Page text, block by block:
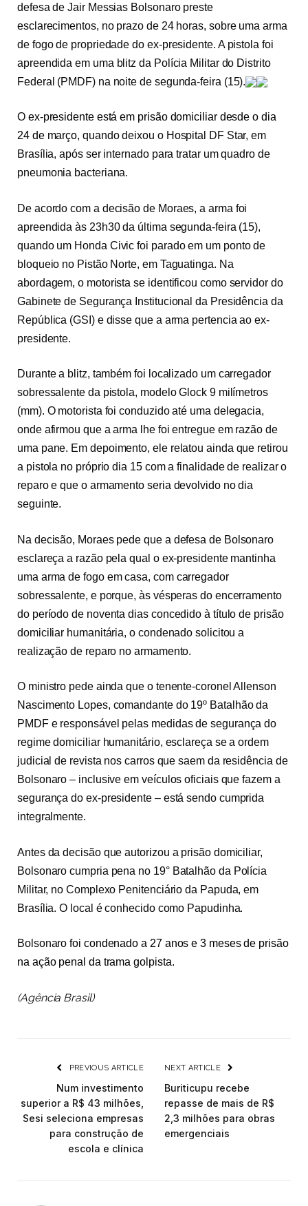
defesa de Jair Messias Bolsonaro preste
esclarecimentos, no prazo de 24 horas, sobre uma arma
de fogo de propriedade do ex-presidente. A pistola foi
apreendida em uma blitz da Polícia Militar do Distrito
Federal (PMDF) na noite de segunda-feira (15).
O ex-presidente está em prisão domiciliar desde o dia
24 de março, quando deixou o Hospital DF Star, em
Brasília, após ser internado para tratar um quadro de
pneumonia bacteriana.
De acordo com a decisão de Moraes, a arma foi
apreendida às 23h30 da última segunda-feira (15),
quando um Honda Civic foi parado em um ponto de
bloqueio no Pistão Norte, em Taguatinga. Na
abordagem, o motorista se identificou como servidor do
Gabinete de Segurança Institucional da Presidência da
República (GSI) e disse que a arma pertencia ao ex-
presidente.
Durante a blitz, também foi localizado um carregador
sobressalente da pistola, modelo Glock 9 milímetros
(mm). O motorista foi conduzido até uma delegacia,
onde afirmou que a arma lhe foi entregue em razão de
uma pane. Em depoimento, ele relatou ainda que retirou
a pistola no próprio dia 15 com a finalidade de realizar o
reparo e que o armamento seria devolvido no dia
seguinte.
Na decisão, Moraes pede que a defesa de Bolsonaro
esclareça a razão pela qual o ex-presidente mantinha
uma arma de fogo em casa, com carregador
sobressalente, e porque, às vésperas do encerramento
do período de noventa dias concedido à título de prisão
domiciliar humanitária, o condenado solicitou a
realização de reparo no armamento.
O ministro pede ainda que o tenente-coronel Allenson
Nascimento Lopes, comandante do 19º Batalhão da
PMDF e responsável pelas medidas de segurança do
regime domiciliar humanitário, esclareça se a ordem
judicial de revista nos carros que saem da residência de
Bolsonaro – inclusive em veículos oficiais que fazem a
segurança do ex-presidente – está sendo cumprida
integralmente.
Antes da decisão que autorizou a prisão domiciliar,
Bolsonaro cumpria pena no 19° Batalhão da Polícia
Militar, no Complexo Penitenciário da Papuda, em
Brasília. O local é conhecido como Papudinha.
Bolsonarofoi condenado a 27 anos e 3 meses de prisão
na ação penal da trama golpista.
(Agência Brasil)
PREVIOUS ARTICLE
Num investimento
superior a R$ 43 milhões,
Sesi seleciona empresas
para construção de
escola e clínica
NEXT ARTICLE
Buriticupu recebe
repasse de mais de R$
2,3 milhões para obras
emergenciais